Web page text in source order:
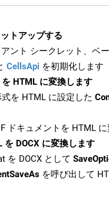
トアップする
ント シークレット、ベ
CellsApi を初期化します
HTML に変換します
を HTML に設定した
ドキュメントを HTML に
DOCX に変換します
を DOCX として
を呼び出して